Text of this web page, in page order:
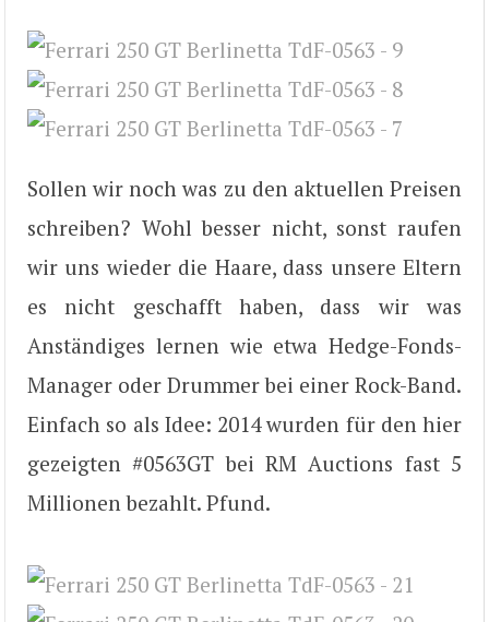
Sollen wir noch was zu den aktuellen Preisen
schreiben? Wohl besser nicht, sonst raufen
wir uns wieder die Haare, dass unsere Eltern
es nicht geschafft haben, dass wir was
Anständiges lernen wie etwa Hedge-Fonds-
Manager oder Drummer bei einer Rock-Band.
Einfach so als Idee: 2014 wurden für den hier
gezeigten #0563GT bei RM Auctions fast 5
Millionen bezahlt. Pfund.